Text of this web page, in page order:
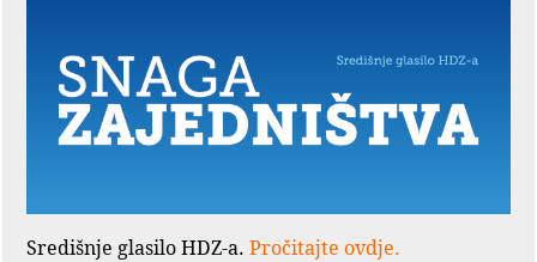
Središnje glasilo HDZ-a. Pročitajte ovdje.